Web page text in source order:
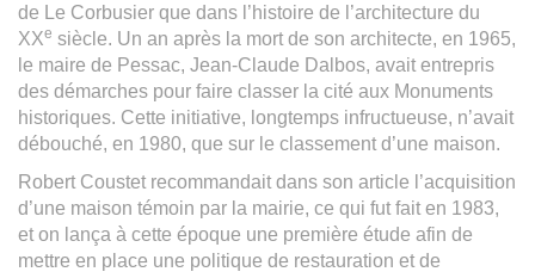
de Le Corbusier que dans l’histoire de l’architecture du
XXe siècle. Un an après la mort de son architecte, en 1965,
le maire de Pessac, Jean-Claude Dalbos, avait entrepris
des démarches pour faire classer la cité aux Monuments
historiques. Cette initiative, longtemps infructueuse, n’avait
débouché, en 1980, que sur le classement d’une maison.
Robert Coustet recommandait dans son article l’acquisition
d’une maison témoin par la mairie, ce qui fut fait en 1983,
et on lança à cette époque une première étude afin de
mettre en place une politique de restauration et de